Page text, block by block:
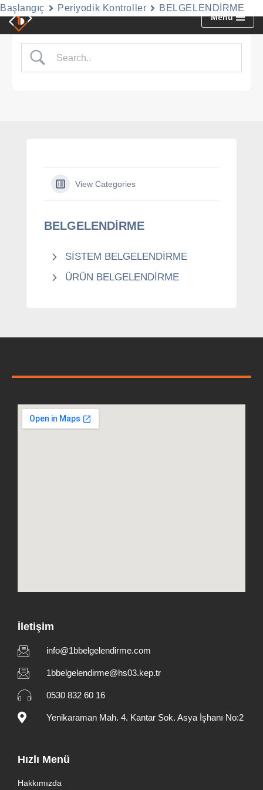
İçeriğe
geç
Menu
View Categories
Başlangıç Periyodik Kontroller BELGELENDİRME
BELGELENDİRME
SİSTEM BELGELENDİRME
ÜRÜN BELGELENDİRME
İletişim
info@1bbelgelendirme.com
1bbelgelendirme@hs03.kep.tr
0530 832 60 16
Yenikaraman Mah. 4. Kantar Sok. Asya İşhanı No:2
Hızlı Menü
Hakkımızda